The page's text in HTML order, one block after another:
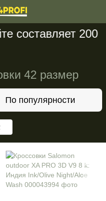
200
42 размер
По популярности